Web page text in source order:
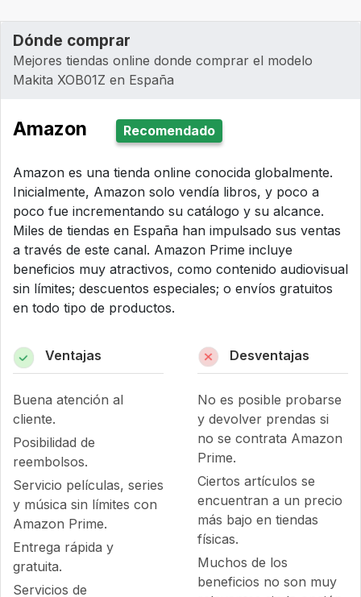
Dónde comprar
Mejores tiendas online donde comprar el modelo
Makita XOB01Z en España
Amazon Recomendado
Amazon es una tienda online conocida globalmente.
Inicialmente, Amazon solo vendía libros, y poco a
poco fue incrementando su catálogo y su alcance.
Miles de tiendas en España han impulsado sus ventas
a través de este canal. Amazon Prime incluye
beneficios muy atractivos, como contenido audiovisual
sin límites; descuentos especiales; o envíos gratuitos
en todo tipo de productos.
Ventajas
Buena atención al
cliente.
Posibilidad de
reembolsos.
Servicio películas, series
y música sin límites con
Amazon Prime.
Entrega rápida y
gratuita.
Servicios de
Desventajas
No es posible probarse
y devolver prendas si
no se contrata Amazon
Prime.
Ciertos artículos se
encuentran a un precio
más bajo en tiendas
físicas.
Muchos de los
beneficios no son muy